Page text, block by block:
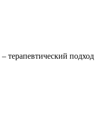
терапевтический подход